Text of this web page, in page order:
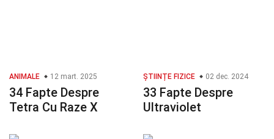
ANIMALE 12 mart. 2025
34 Fapte Despre
Tetra Cu Raze X
ȘTIINȚE FIZICE 02 dec. 2024
33 Fapte Despre
Ultraviolet